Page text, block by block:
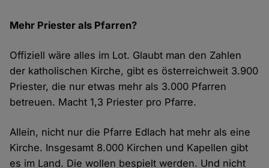
Mehr Priester als Pfarren?
Offiziell wäre alles im Lot. Glaubt man den Zahlen
der katholischen Kirche, gibt es österreichweit 3.900
Priester, die nur etwas mehr als 3.000 Pfarren
betreuen. Macht 1,3 Priester pro Pfarre.
Allein, nicht nur die Pfarre Edlach hat mehr als eine
Kirche. Insgesamt 8.000 Kirchen und Kapellen gibt
es im Land. Die wollen bespielt werden. Und nicht